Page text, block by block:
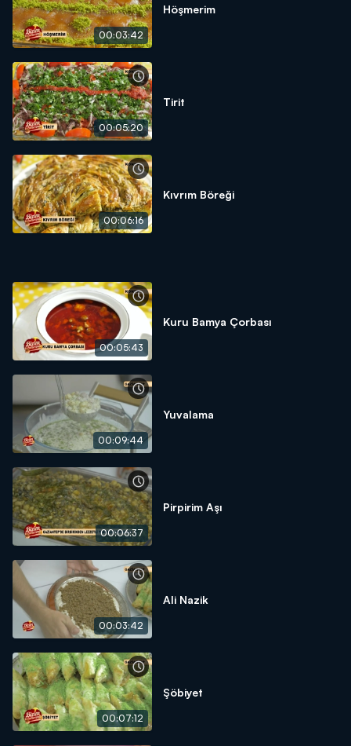
00:03:42
Höşmerim
00:05:20
Tirit
00:06:16
Kıvrım Böreği
00:05:43
Kuru Bamya Çorbası
00:09:44
Yuvalama
00:06:37
Pirpirim Aşı
00:03:42
Ali Nazik
00:07:12
Şöbiyet